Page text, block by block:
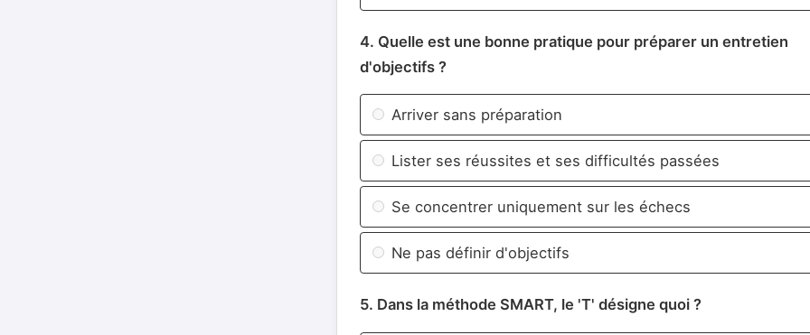
4. Quelle est une bonne pratique pour préparer un entretien
d'objectifs ?
Arriver sans préparation
Lister ses réussites et ses difficultés passées
Se concentrer uniquement sur les échecs
Ne pas définir d'objectifs
5. Dans la méthode SMART, le 'T' désigne quoi ?